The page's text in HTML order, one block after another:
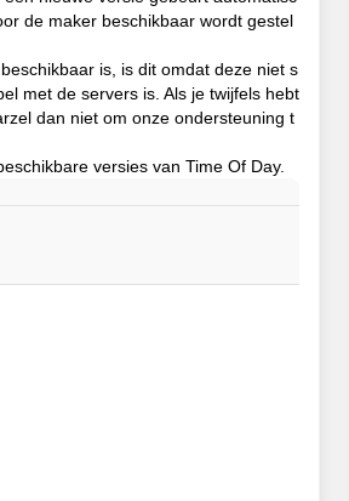
de maker beschikbaar wordt gestel
is, is dit omdat deze niet s
met de servers is. Als je twijfels hebt
dan niet om onze ondersteuning t
versies van Time Of Day.